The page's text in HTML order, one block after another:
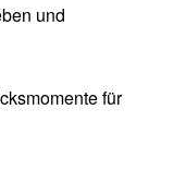
und
für